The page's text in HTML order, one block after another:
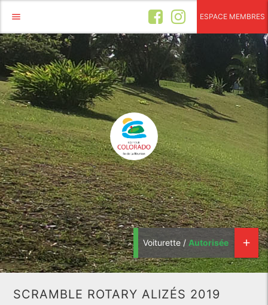
menu ESPACE MEMBRES
Voiturette / Autorisée add
SCRAMBLE ROTARY ALIZÉS 2019